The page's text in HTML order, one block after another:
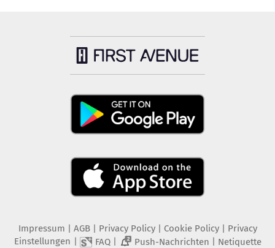
Impressum AGB Privacy Policy| Cookie Policy| Privacy
Einstellungen
FAQ| 2 Push-Nachrichten Netiquette